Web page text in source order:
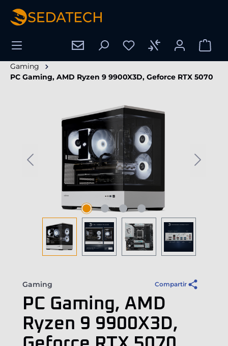
principal
Gaming
PC Gaming, AMD Ryzen 9 9900X3D, Geforce RTX 5070
Omitir galería de imágenes
Gaming Compartir
PC Gaming, AMD
Ryzen 9 9900X3D,